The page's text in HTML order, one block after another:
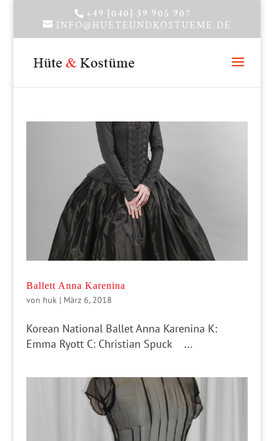
+49 [040] 39 905 907
INFO@HUETEUNDKOSTUEME.DE
Ballett Anna Karenina
von huk| März 6, 2018
Korean National Ballet Anna Karenina K:
Emma Ryott C: Christian Spuck ...